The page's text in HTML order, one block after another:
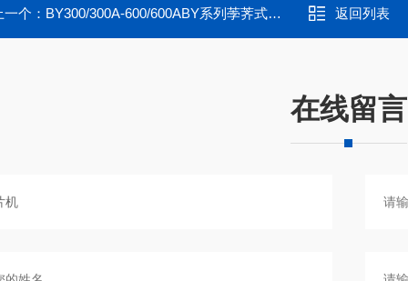
一个： BY300/300A-600/600ABY系列荸荠式糖衣机 返回列表
在线留言